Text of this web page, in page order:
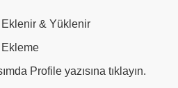
Eklenir & Yüklenir
Ekleme
Profile yazısına tıklayın.